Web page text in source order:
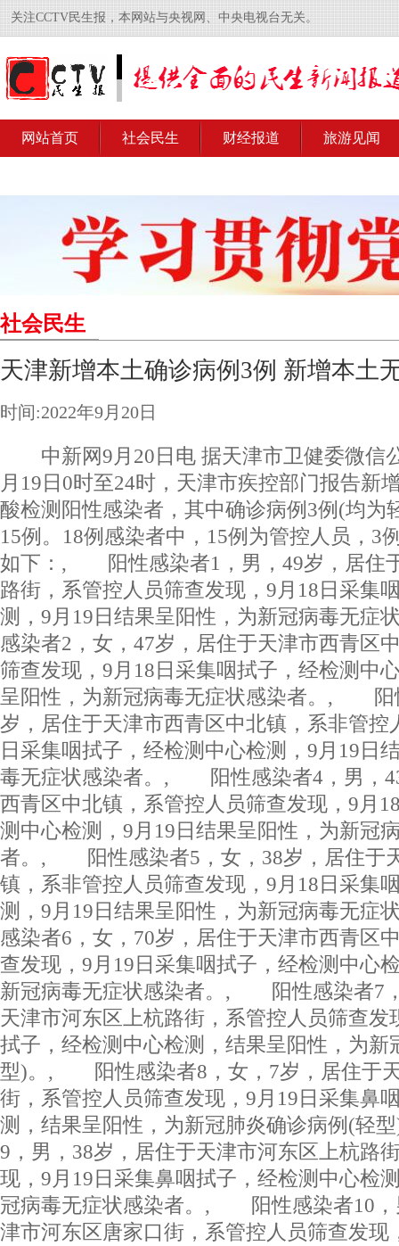
关注CCTV民生报，本网站与央视网、中央电视台无关。
网站首页 社会民生 财经报道 旅游见闻
社会民生
天津新增本土确诊病例3例 新增本土
时间:2022年9月20日
中新网9月20日电 据天津市卫健委微信
月19日0时至24时，天津市疾控部门报告新
酸检测阳性感染者，其中确诊病例3例(均为
15例。18例感染者中，15例为管控人员，3
如下：, 阳性感染者1，男，49岁，居住
路街，系管控人员筛查发现，9月18日采集
测，9月19日结果呈阳性，为新冠病毒无
感染者2，女，47岁，居住于天津市西青区
筛查发现，9月18日采集咽拭子，经检测中
呈阳性，为新冠病毒无症状感染者。, 阳
岁，居住于天津市西青区中北镇，系非管控
日采集咽拭子，经检测中心检测，9月19日
毒无症状感染者。, 阳性感染者4，男，
西青区中北镇，系管控人员筛查发现，9月
测中心检测，9月19日结果呈阳性，为新冠
者。, 阳性感染者5，女，38岁，居住于
镇，系非管控人员筛查发现，9月18日采集
测，9月19日结果呈阳性，为新冠病毒无
感染者6，女，70岁，居住于天津市西青区
查发现，9月19日采集咽拭子，经检测中心
新冠病毒无症状感染者。, 阳性感染者7
天津市河东区上杭路街，系管控人员筛查发
拭子，经检测中心检测，结果呈阳性，为新
型)。, 阳性感染者8，女，7岁，居住于
街，系管控人员筛查发现，9月19日采集鼻
测，结果呈阳性，为新冠肺炎确诊病例(
9，男，38岁，居住于天津市河东区上杭路
现，9月19日采集鼻咽拭子，经检测中心检
冠病毒无症状感染者。, 阳性感染者10，
津市河东区唐家口街，系管控人员筛查发现